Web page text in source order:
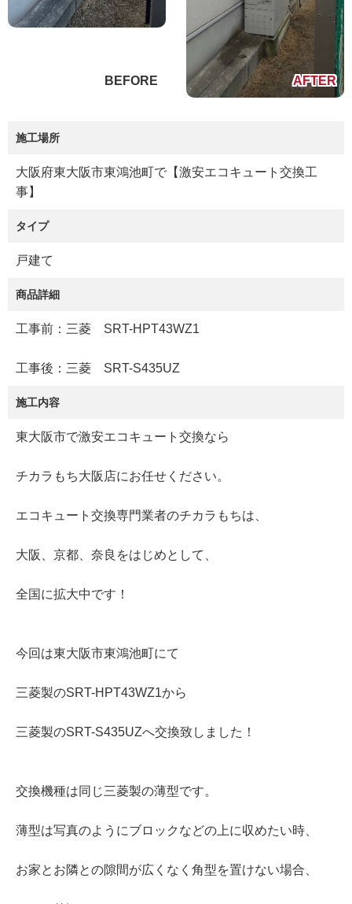
施工場所
大阪府東大阪市東鴻池町で【激安エコキュート交換工
事】
タイプ
戸建て
商品詳細
工事前：三菱 SRT-HPT43WZ1
工事後：三菱 SRT-S435UZ
施工内容
東大阪市で激安エコキュート交換なら
チカラもち大阪店にお任せください。
エコキュート交換専門業者のチカラもちは、
大阪、京都、奈良をはじめとして、
全国に拡大中です！
今回は東大阪市東鴻池町にて
三菱製のSRT-HPT43WZ1から
三菱製のSRT-S435UZへ交換致しました！
交換機種は同じ三菱製の薄型です。
薄型は写真のようにブロックなどの上に収めたい時、
お家とお隣との隙間が広くなく角型を置けない場合、